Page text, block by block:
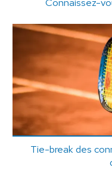
Tie-break des